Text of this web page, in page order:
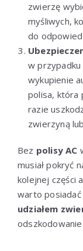
zwierzę
myśliwych,
do
w przypadku
wykupienie
polisa, która
razie
zwierzyną
Bez polisy AC
musiał pokryć
kolejnej części
warto
udziałem
odszkodowanie.